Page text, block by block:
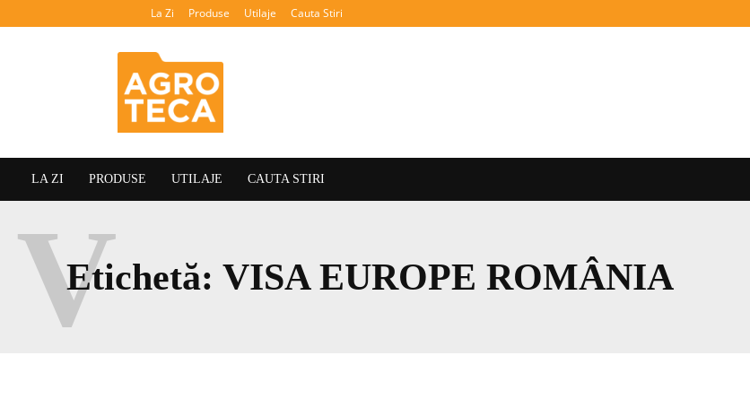
La Zi Produse Utilaje Cauta Stiri
LA ZI PRODUSE UTILAJE CAUTA STIRI
Etichetă: VISA EUROPE ROMÂNIA
V